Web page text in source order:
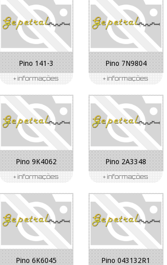
Pino 141-3 Pino 7N9804
Pino 9K4062 Pino 2A3348
Pino 6K6045 Pino 043132R1